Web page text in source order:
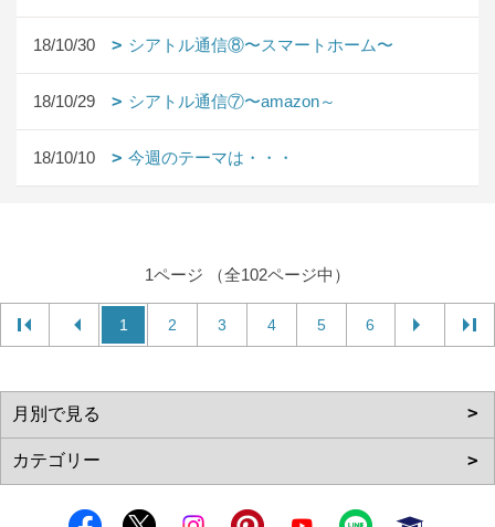
18/10/30 シアトル通信⑧〜スマートホーム〜
18/10/29 シアトル通信⑦〜amazon～
18/10/10 今週のテーマは・・・
1ページ （全102ページ中）
1 2 3 4 5 6